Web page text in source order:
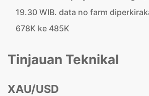
19.30 WIB. data no farm
678K ke 485K
Tinjauan Teknikal
XAU/USD